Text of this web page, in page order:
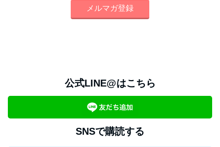
公式LINE@はこちら
SNSで購読する